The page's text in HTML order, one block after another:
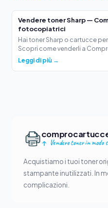
Vendere toner Sharp —
fotocopiatrici
Hai toner Sharp o cartucce
Scopri come venderli a
Leggi di più →
Vendere toner in modo
Acquistiamo i tuoi toner
stampante inutilizzati. In
complicazioni.